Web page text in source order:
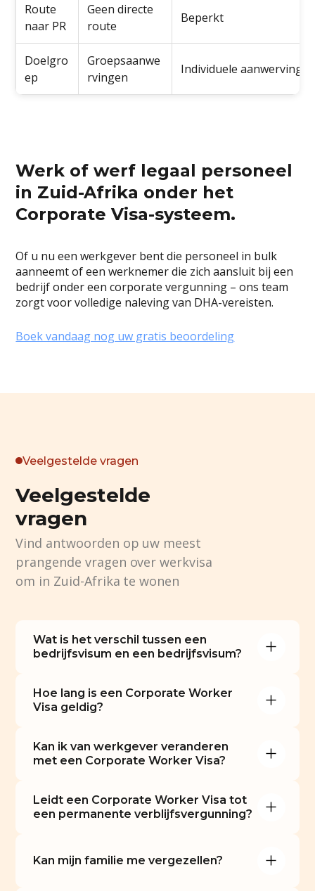
Route
naar PR
Geen directe
route
Beperkt
Doelgro
ep
Groepsaanwe
rvingen
Individuele
Werk of werf legaal personeel
in Zuid-Afrika onder het
Corporate Visa-systeem.
Of u nu een werkgever bent die personeel in bulk
aanneemt of een werknemer die zich aansluit bij een
bedrijf onder een corporate vergunning – ons team
zorgt voor volledige naleving van DHA-vereisten.
Boek vandaag nog uw gratis beoordeling
Veelgestelde vragen
Veelgestelde
vragen
Vind antwoorden op uw meest
prangende vragen over werkvisa
om in Zuid-Afrika te wonen
Wat is het verschil tussen een
bedrijfsvisum en een bedrijfsvisum?
Hoe lang is een Corporate Worker
Visa geldig?
Kan ik van werkgever veranderen
met een Corporate Worker Visa?
Leidt een Corporate Worker Visa tot
een permanente verblijfsvergunning?
Kan mijn familie me vergezellen?